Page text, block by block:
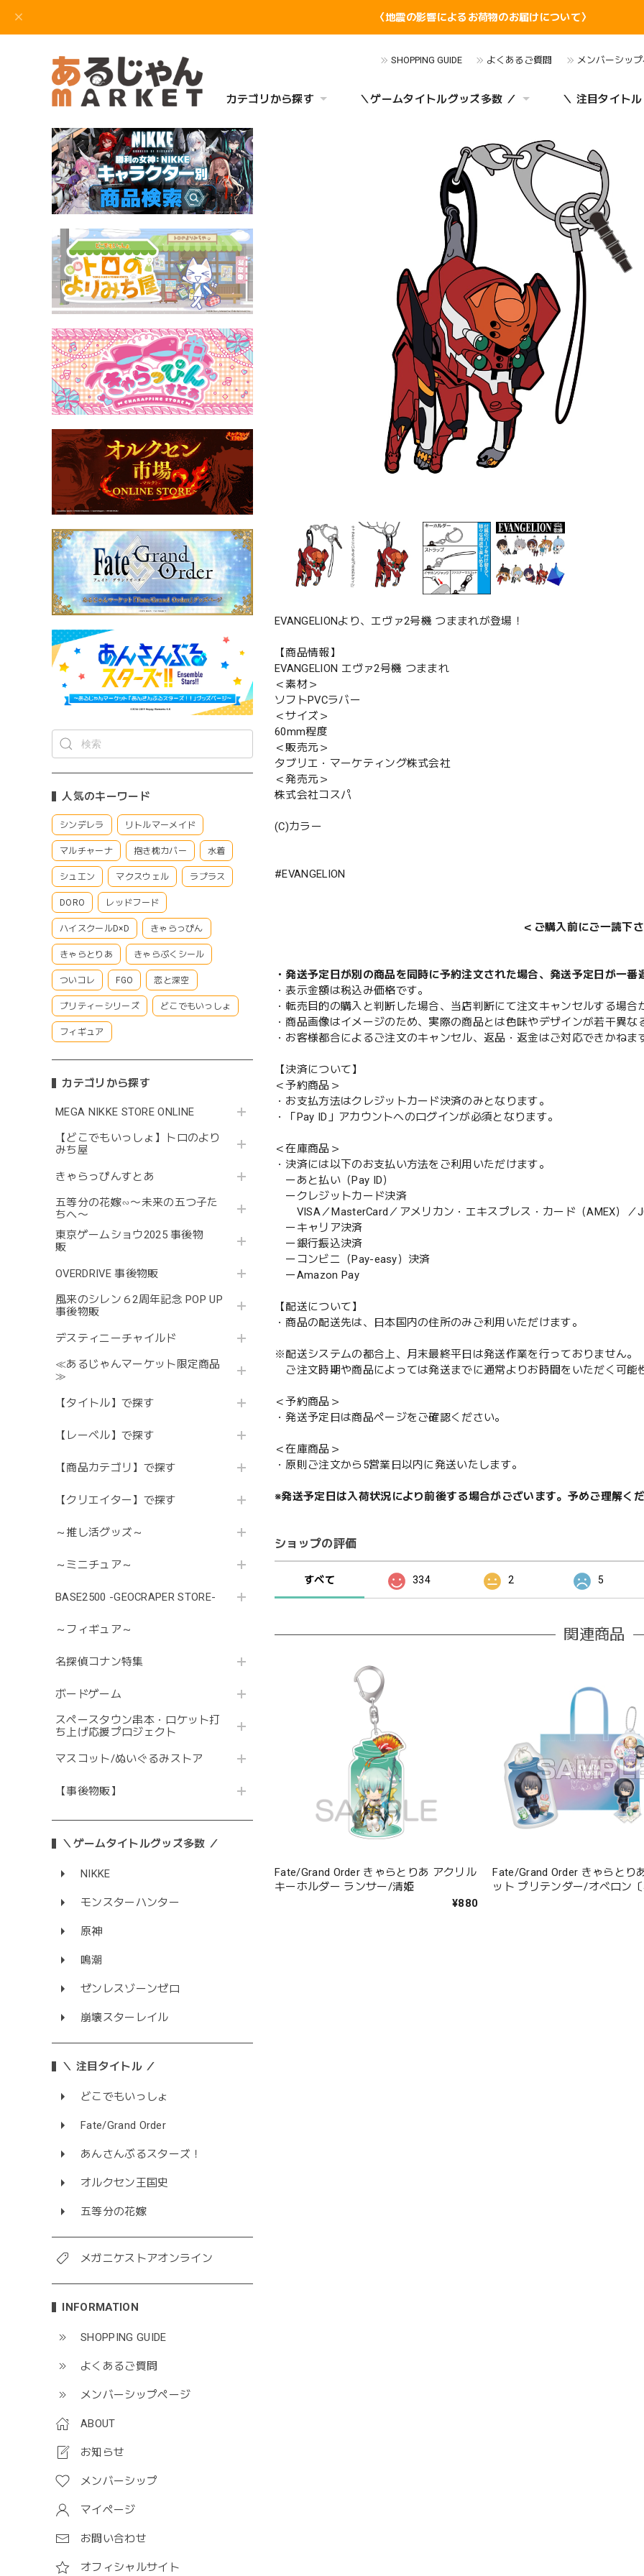
〈地震の影響によるお荷物のお届けについて〉
SHOPPING GUIDE よくあるご質問 メンバーシッ
カテゴリから探す ＼ゲームタイトルグッズ多数 ／ ＼ 注目タイト
人気のキーワード
シンデレラ リトルマーメイド
マルチャーナ 抱き枕カバー 水着
シュエン マクスウェル ラプラス
DORO レッドフード
ハイスクールD×D きゃらっぴん
きゃらとりあ きゃらぷくシール
ついコレ FGO 恋と深空
プリティーシリーズ どこでもいっしょ
フィギュア
カテゴリから探す
MEGA NIKKE STORE ONLINE
【どこでもいっしょ】トロのより
みち屋
きゃらっぴんすとあ
五等分の花嫁∽〜未来の五つ子た
ちへ〜
東京ゲームショウ2025 事後物
販
OVERDRIVE 事後物販
風来のシレン６2周年記念 POP UP
事後物販
デスティニーチャイルド
≪あるじゃんマーケット限定商品
≫
【タイトル】で探す
【レーベル】で探す
【商品カテゴリ】で探す
【クリエイター】で探す
～推し活グッズ～
～ミニチュア～
BASE2500 -GEOCRAPER STORE-
～フィギュア～
名探偵コナン特集
ボードゲーム
スペースタウン串本・ロケット打
ち上げ応援プロジェクト
マスコット/ぬいぐるみストア
【事後物販】
＼ゲームタイトルグッズ多数 ／
NIKKE
モンスターハンター
原神
鳴潮
ゼンレスゾーンゼロ
崩壊スターレイル
＼ 注目タイトル ／
どこでもいっしょ
Fate/Grand Order
あんさんぶるスターズ！
オルクセン王国史
五等分の花嫁
メガニケストアオンライン
INFORMATION
SHOPPING GUIDE
よくあるご質問
メンバーシップページ
ABOUT
お知らせ
メンバーシップ
マイページ
お問い合わせ
オフィシャルサイト
EVANGELIONより、エヴァ2号機 つままれが登場！
【商品情報】
EVANGELION エヴァ2号機 つままれ
＜素材＞
ソフトPVCラバー
＜サイズ＞
60mm程度
＜販売元＞
タブリエ・マーケティング株式会社
＜発売元＞
株式会社コスパ
(C)カラー
#EVANGELION
＜ご購入前にご一読下
・発送予定日が別の商品を同時に予約注文された場合、発送予定日が一
・表示金額は税込み価格です。
・転売目的の購入と判断した場合、当店判断にて注文キャンセルする場合
・商品画像はイメージのため、実際の商品とは色味やデザインが若干異な
・お客様都合によるご注文のキャンセル、返品・返金はご対応できかねま
【決済について】
＜予約商品＞
・お支払方法はクレジットカード決済のみとなります。
・「Pay ID」アカウントへのログインが必須となります。
＜在庫商品＞
・決済には以下のお支払い方法をご利用いただけます。
ーあと払い（Pay ID）
ークレジットカード決済
VISA／MasterCard／アメリカン・エキスプレス・カード（AMEX）／
ーキャリア決済
ー銀行振込決済
ーコンビニ（Pay-easy）決済
ーAmazon Pay
【配送について】
・商品の配送先は、日本国内の住所のみご利用いただけます。
※配送システムの都合上、月末最終平日は発送作業を行っておりません。
ご注文時期や商品によっては発送までに通常よりお時間をいただく可能
＜予約商品＞
・発送予定日は商品ページをご確認ください。
＜在庫商品＞
・原則ご注文から5営業日以内に発送いたします。
※発送予定日は入荷状況により前後する場合がございます。予めご理解く
ショップの評価
すべて 334 2 5
関連商品
Fate/Grand Order きゃらとりあ アクリル
キーホルダー ランサー/清姫
¥880
Fate/Grand Order きゃらとり
ット プリテンダー/オベロン